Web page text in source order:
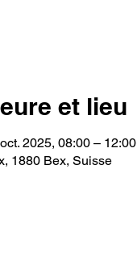
et lieu
2025, 08:00 – 12:00
1880 Bex, Suisse